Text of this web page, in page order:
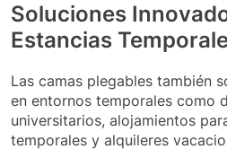
Soluciones
Estancias
Las camas plegables también
en entornos temporales como
universitarios, alojamientos
temporales y alquileres